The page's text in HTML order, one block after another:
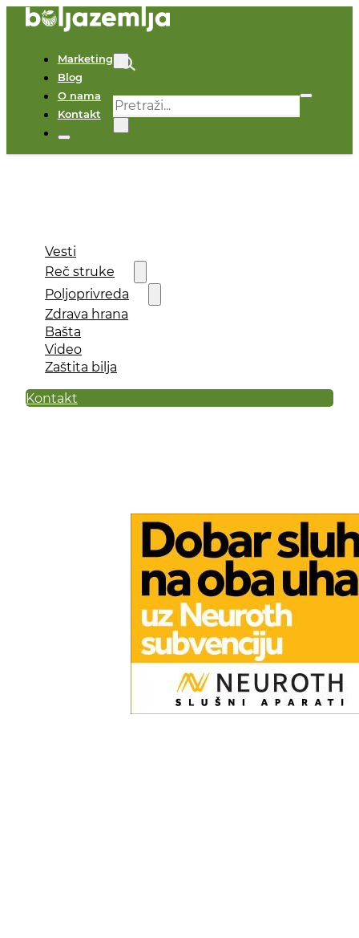
Marketing
Blog
O nama
Kontakt
Pretraga
Vesti
Reč struke
Poljoprivreda
Zdrava hrana
Bašta
Video
Zaštita bilja
Kontakt